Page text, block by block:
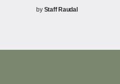
by Staff Raudal